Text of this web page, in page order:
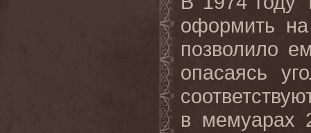
оформить на
позволило
опасаясь
в мемуарах